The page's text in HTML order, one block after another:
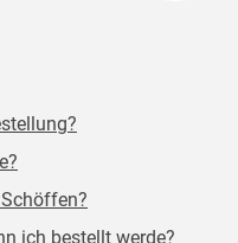
ich bestellt werde?